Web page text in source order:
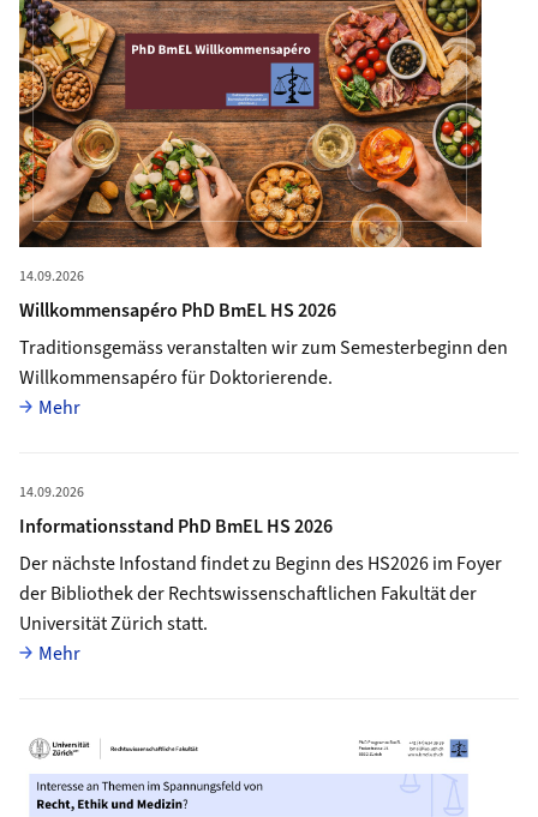
14.09.2026
Willkommensapéro PhD BmEL HS 2026
Traditionsgemäss veranstalten wir zum Semesterbeginn den
Willkommensapéro für Doktorierende.
MehrVollständiger Artikel
14.09.2026
Informationsstand PhD BmEL HS 2026
Der nächste Infostand findet zu Beginn des HS2026 im Foyer
der Bibliothek der Rechtswissenschaftlichen Fakultät der
Universität Zürich statt.
MehrVollständiger Artikel